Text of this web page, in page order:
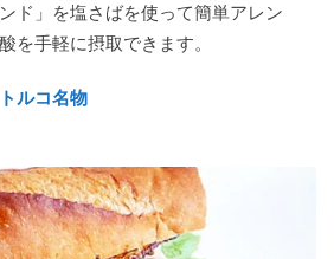
ド」を塩さばを使って簡単アレン
を手軽に摂取できます。
ルコ名物